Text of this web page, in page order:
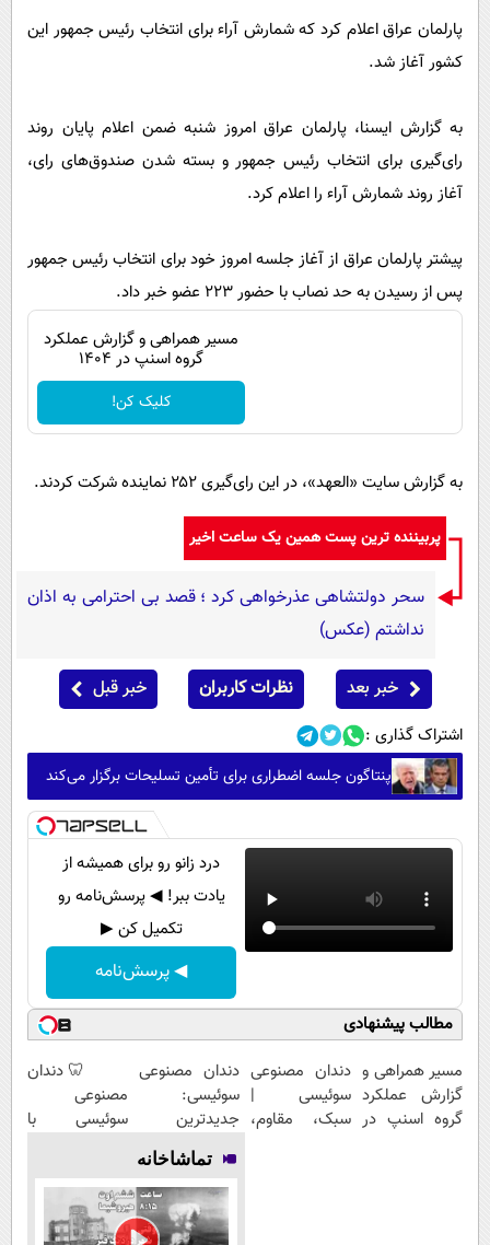
حوادث
محیط زیست
فرهنگی
بین الملل
دانلود
پارلمان عراق اعلام کرد که شمارش آراء برای انتخاب رئیس جمهور این
کشور آغاز شد.
به گزارش ایسنا، پارلمان عراق امروز شنبه ضمن اعلام پایان روند
رای‌گیری برای انتخاب رئیس جمهور و بسته شدن صندوق‌های رای،
آغاز روند شمارش آراء را اعلام کرد.
پیشتر پارلمان عراق از آغاز جلسه امروز خود برای انتخاب رئیس جمهور
پس از رسیدن به حد نصاب با حضور ۲۲۳ عضو خبر داد.
مسیر همراهی و گزارش عملکرد
گروه اسنپ در ۱۴۰۴
کلیک کن!
به گزارش سایت «العهد»، در این رای‌گیری ۲۵۲ نماینده شرکت کردند.
پربیننده ترین پست همین یک ساعت اخیر
سحر دولتشاهی عذرخواهی کرد ؛ قصد بی احترامی به اذان
نداشتم (عکس)
خبر بعد نظرات کاربران خبر قبل
اشتراک گذاری :
پنتاگون جلسه اضطراری برای تأمین تسلیحات برگزار می‌کند
درد زانو رو برای همیشه از
یادت ببر! ◀ پرسش‌نامه رو
تکمیل کن ▶
◀ پرسش‌نامه
مطالب پیشنهادی
مسیر همراهی و
گزارش عملکرد
گروه اسنپ در
دندان مصنوعی
سوئیسی |
سبک، مقاوم،
دندان مصنوعی
سوئیسی:
جدیدترین
فناوری اروپا،
سبک و مقاوم |
پرداخت قسطی
🦷 دندان
مصنوعی
سوئیسی با
قسط |📍 تهران
تماشاخانه